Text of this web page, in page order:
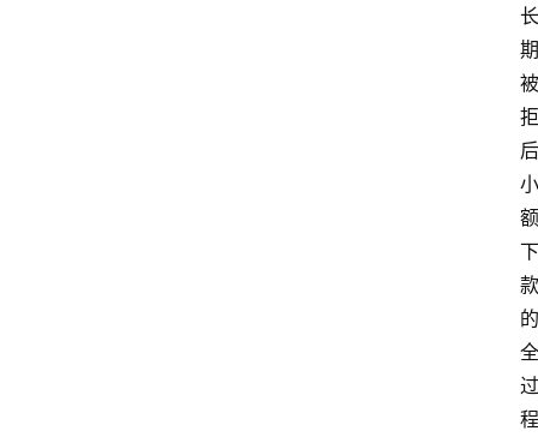
长
期
被
拒
后
小
额
下
款
的
全
过
程